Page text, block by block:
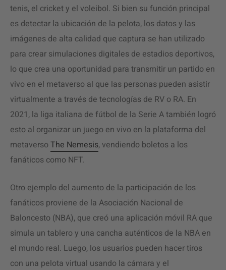
tenis, el cricket y el voleibol. Si bien su función principal
es detectar la ubicación de la pelota, los datos y las
imágenes de alta calidad que captura se han utilizado
para crear simulaciones digitales de estadios deportivos,
lo que crea una oportunidad para transmitir un partido en
vivo en el metaverso al que las personas pueden asistir
virtualmente a través de tecnologías de RV o RA. En
2021, la liga italiana de fútbol de la Serie A también logró
esto al organizar un juego en vivo en la plataforma del
metaverso The Nemesis, vendiendo boletos a los
fanáticos como NFT.
Otro ejemplo del aumento de la participación de los
fanáticos proviene de la Asociación Nacional de
Baloncesto (NBA), que creó una aplicación móvil RA que
simula un tablero y una cancha auténticos de la NBA en
el mundo real. Luego, los usuarios pueden hacer tiros
con una pelota virtual usando la cámara y el